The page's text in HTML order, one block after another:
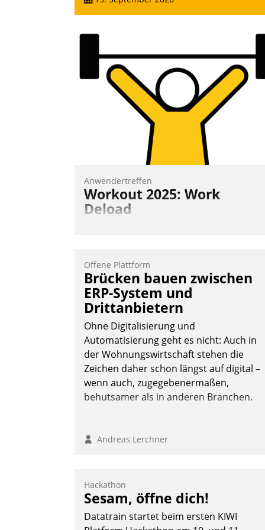
Anwendertreffen
Workout 2025: Work
Deload
Frage: Wie lassen sich Mammutprojekte
meistern und Workloads wuppen – bei
zunehmend anspruchsvollen Aufgaben
und abnehmendem Nachwuchs?
Nadja Hußmann
Offene Plattform
Brücken bauen zwischen
ERP-System und
Drittanbietern
Ohne Digitalisierung und
Automatisierung geht es nicht: Auch in
der Wohnungswirtschaft stehen die
Zeichen daher schon längst auf digital –
wenn auch, zugegebenermaßen,
behutsamer als in anderen Branchen.
Andreas Lerchner
Hackathon
Sesam, öffne dich!
Datatrain startet beim ersten KIWI